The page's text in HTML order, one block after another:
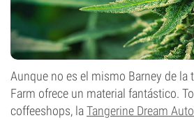
Aunque no es el mismo Barney de la
Farm ofrece un material fantástico.
coffeeshops, laTangerine Dream Auto